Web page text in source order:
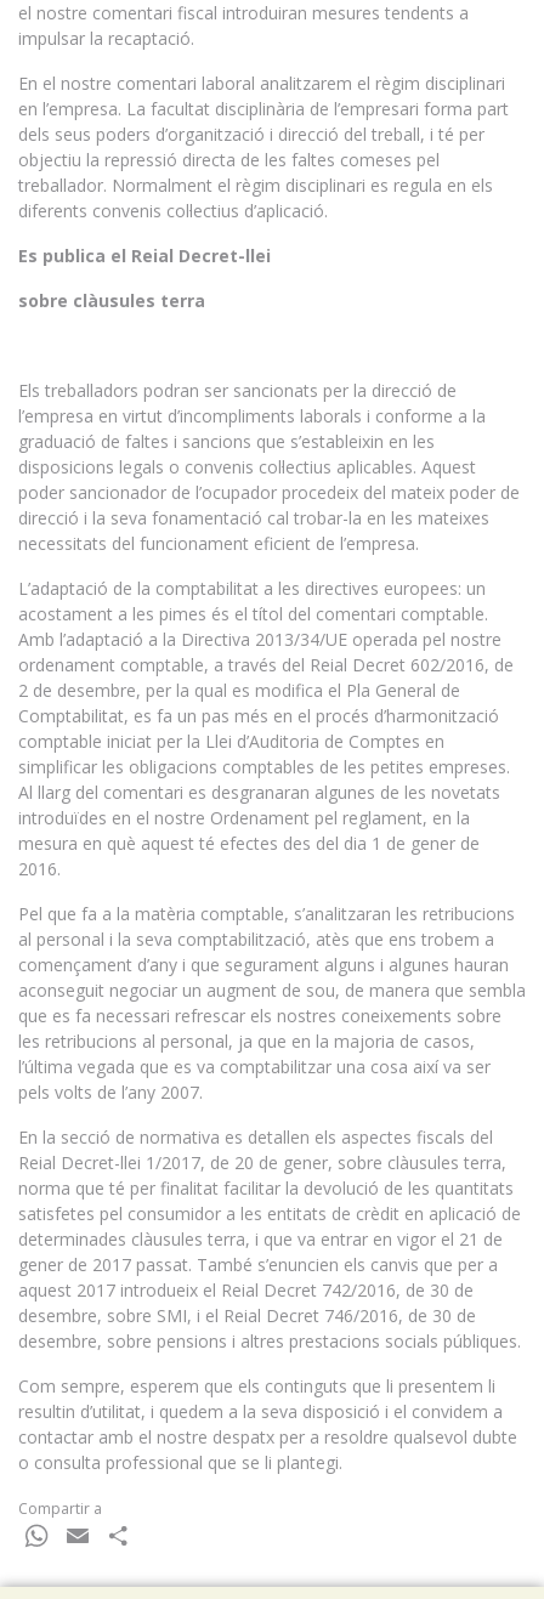
el nostre comentari fiscal introduiran mesures tendents a
impulsar la recaptació.
En el nostre comentari laboral analitzarem el règim disciplinari
en l’empresa. La facultat disciplinària de l’empresari forma part
dels seus poders d’organització i direcció del treball, i té per
objectiu la repressió directa de les faltes comeses pel
treballador. Normalment el règim disciplinari es regula en els
diferents convenis col·lectius d’aplicació.
Es publica el Reial Decret-llei
sobre clàusules terra
Els treballadors podran ser sancionats per la direcció de
l’empresa en virtut d’incompliments laborals i conforme a la
graduació de faltes i sancions que s’estableixin en les
disposicions legals o convenis col·lectius aplicables. Aquest
poder sancionador de l’ocupador procedeix del mateix poder de
direcció i la seva fonamentació cal trobar-la en les mateixes
necessitats del funcionament eficient de l’empresa.
L’adaptació de la comptabilitat a les directives europees: un
acostament a les pimes és el títol del comentari comptable.
Amb l’adaptació a la Directiva 2013/34/UE operada pel nostre
ordenament comptable, a través del Reial Decret 602/2016, de
2 de desembre, per la qual es modifica el Pla General de
Comptabilitat, es fa un pas més en el procés d’harmonització
comptable iniciat per la Llei d’Auditoria de Comptes en
simplificar les obligacions comptables de les petites empreses.
Al llarg del comentari es desgranaran algunes de les novetats
introduïdes en el nostre Ordenament pel reglament, en la
mesura en què aquest té efectes des del dia 1 de gener de
2016.
Pel que fa a la matèria comptable, s’analitzaran les retribucions
al personal i la seva comptabilització, atès que ens trobem a
començament d’any i que segurament alguns i algunes hauran
aconseguit negociar un augment de sou, de manera que sembla
que es fa necessari refrescar els nostres coneixements sobre
les retribucions al personal, ja que en la majoria de casos,
l’última vegada que es va comptabilitzar una cosa així va ser
pels volts de l’any 2007.
En la secció de normativa es detallen els aspectes fiscals del
Reial Decret-llei 1/2017, de 20 de gener, sobre clàusules terra,
norma que té per finalitat facilitar la devolució de les quantitats
satisfetes pel consumidor a les entitats de crèdit en aplicació de
determinades clàusules terra, i que va entrar en vigor el 21 de
gener de 2017 passat. També s’enuncien els canvis que per a
aquest 2017 introdueix el Reial Decret 742/2016, de 30 de
desembre, sobre SMI, i el Reial Decret 746/2016, de 30 de
desembre, sobre pensions i altres prestacions socials públiques.
Com sempre, esperem que els continguts que li presentem li
resultin d’utilitat, i quedem a la seva disposició i el convidem a
contactar amb el nostre despatx per a resoldre qualsevol dubte
o consulta professional que se li plantegi.
Compartir a
WhatsApp
Email